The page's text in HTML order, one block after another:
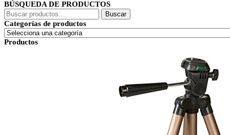
BÚSQUEDA DE PRODUCTOS
Buscar
por:
Buscar
Categorías de productos
Productos